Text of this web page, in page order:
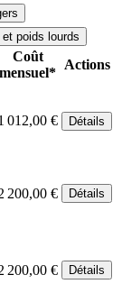
et poids lourds
Coût
mensuel*
Actions
012,00 € Détails
200,00 € Détails
200,00 € Détails